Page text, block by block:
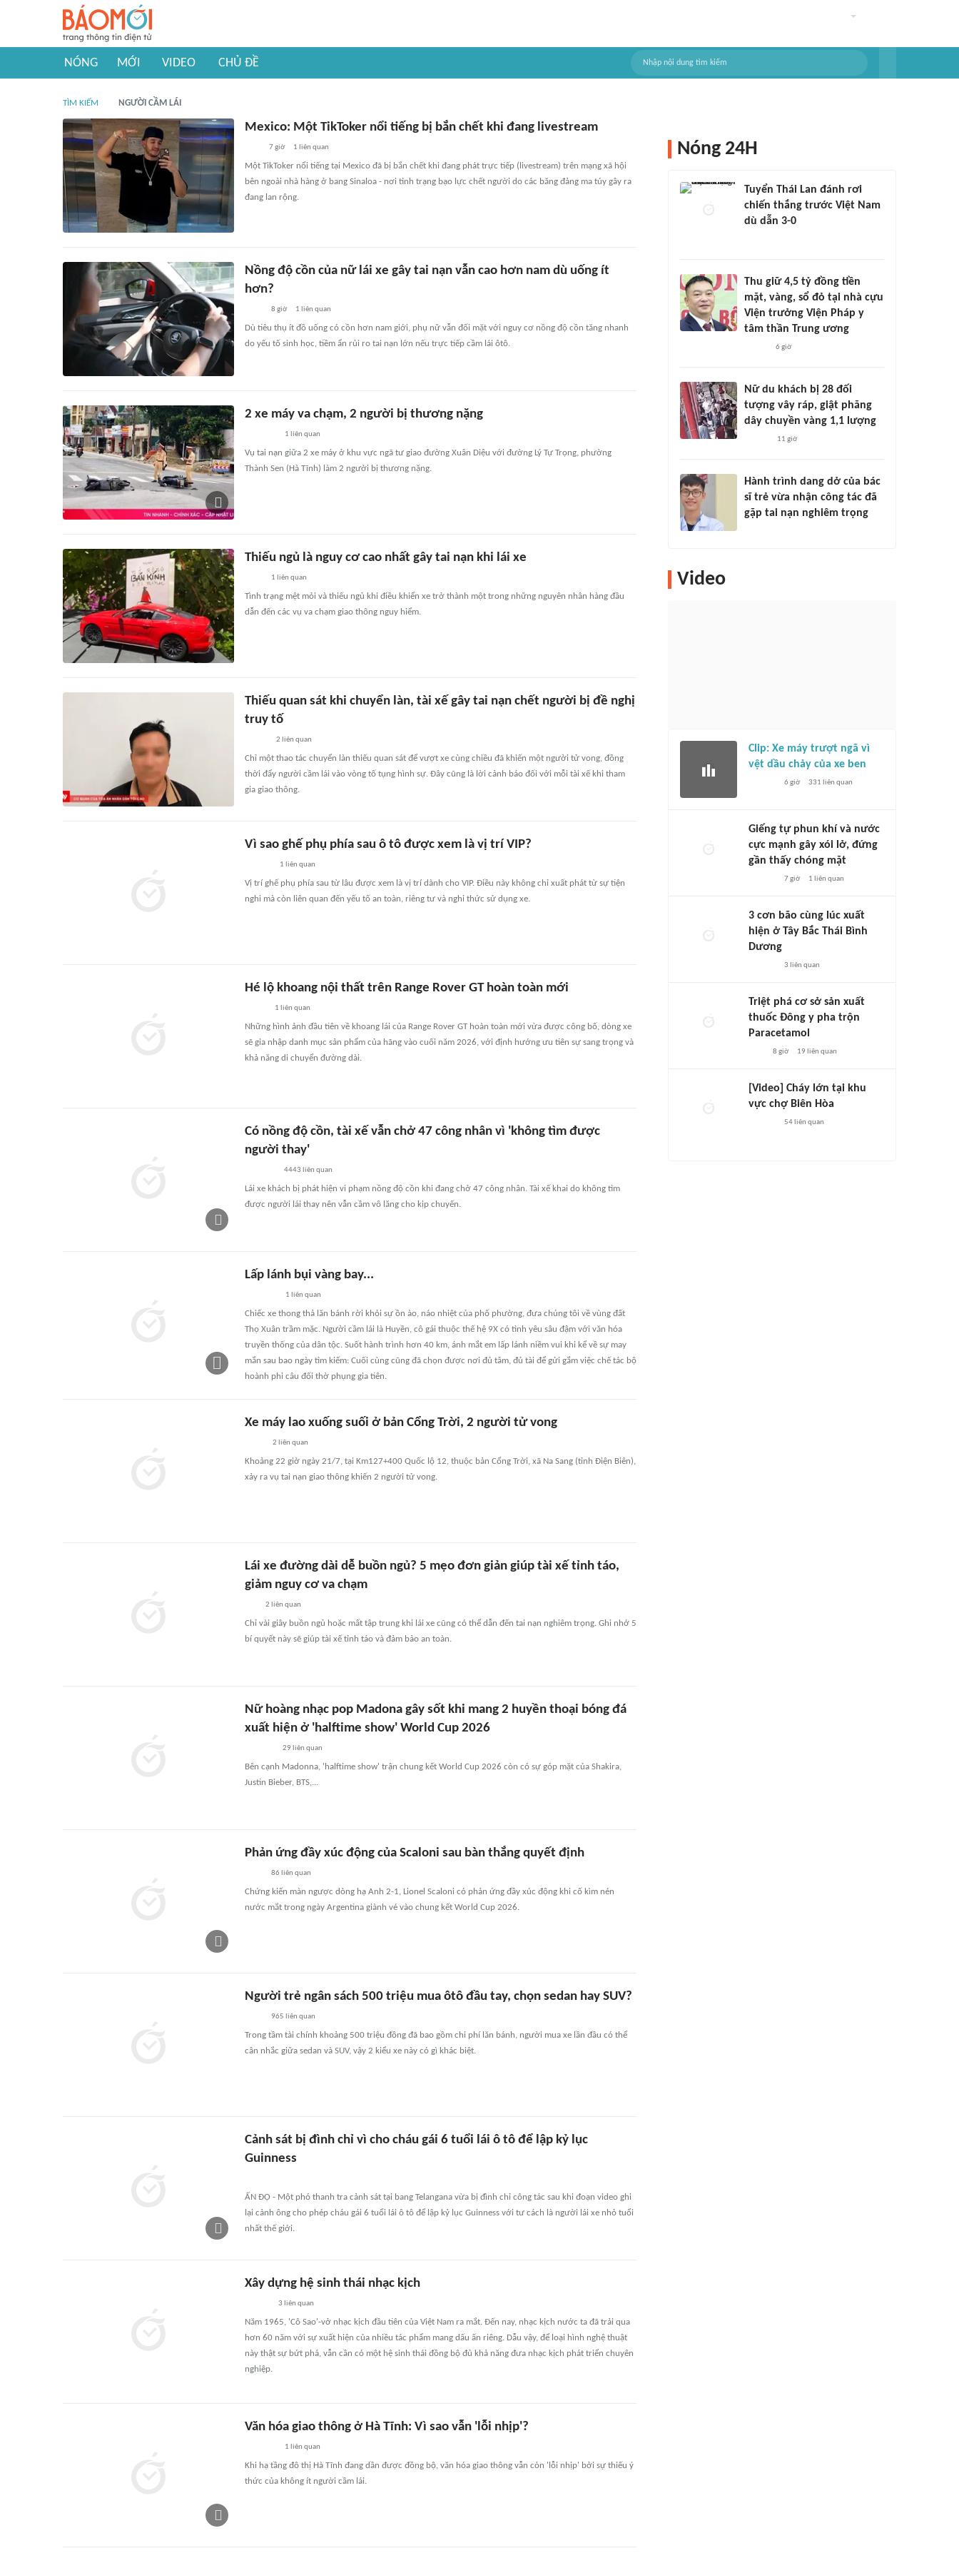
NÓNG MỚI VIDEO CHỦ ĐỀ
TÌM KIẾM NGƯỜI CẦM LÁI
Mexico: Một TikToker nổi tiếng bị bắn chết khi đang livestream
7 giờ 1 liên quan
Một TikToker nổi tiếng tại Mexico đã bị bắn chết khi đang phát trực tiếp (livestream) trên mạng xã hội
bên ngoài nhà hàng ở bang Sinaloa - nơi tình trạng bạo lực chết người do các băng đảng ma túy gây ra
đang lan rộng.
Nồng độ cồn của nữ lái xe gây tai nạn vẫn cao hơn nam dù uống ít
hơn?
8 giờ 1 liên quan
Dù tiêu thụ ít đồ uống có cồn hơn nam giới, phụ nữ vẫn đối mặt với nguy cơ nồng độ cồn tăng nhanh
do yếu tố sinh học, tiềm ẩn rủi ro tai nạn lớn nếu trực tiếp cầm lái ôtô.
2 xe máy va chạm, 2 người bị thương nặng
1 liên quan
Vụ tai nạn giữa 2 xe máy ở khu vực ngã tư giao đường Xuân Diệu với đường Lý Tự Trọng, phường
Thành Sen (Hà Tĩnh) làm 2 người bị thương nặng.
Thiếu ngủ là nguy cơ cao nhất gây tai nạn khi lái xe
1 liên quan
Tình trạng mệt mỏi và thiếu ngủ khi điều khiển xe trở thành một trong những nguyên nhân hàng đầu
dẫn đến các vụ va chạm giao thông nguy hiểm.
Thiếu quan sát khi chuyển làn, tài xế gây tai nạn chết người bị đề nghị
truy tố
2 liên quan
Chỉ một thao tác chuyển làn thiếu quan sát để vượt xe cùng chiều đã khiến một người tử vong, đồng
thời đẩy người cầm lái vào vòng tố tụng hình sự. Đây cũng là lời cảnh báo đối với mỗi tài xế khi tham
gia giao thông.
Vì sao ghế phụ phía sau ô tô được xem là vị trí VIP?
1 liên quan
Vị trí ghế phụ phía sau từ lâu được xem là vị trí dành cho VIP. Điều này không chỉ xuất phát từ sự tiện
nghi mà còn liên quan đến yếu tố an toàn, riêng tư và nghi thức sử dụng xe.
Hé lộ khoang nội thất trên Range Rover GT hoàn toàn mới
1 liên quan
Những hình ảnh đầu tiên về khoang lái của Range Rover GT hoàn toàn mới vừa được công bố, dòng xe
sẽ gia nhập danh mục sản phẩm của hãng vào cuối năm 2026, với định hướng ưu tiên sự sang trọng và
khả năng di chuyển đường dài.
Có nồng độ cồn, tài xế vẫn chở 47 công nhân vì 'không tìm được
người thay'
4443 liên quan
Lái xe khách bị phát hiện vi phạm nồng độ cồn khi đang chở 47 công nhân. Tài xế khai do không tìm
được người lái thay nên vẫn cầm vô lăng cho kịp chuyến.
Lấp lánh bụi vàng bay...
1 liên quan
Chiếc xe thong thả lăn bánh rời khỏi sự ồn ào, náo nhiệt của phố phường, đưa chúng tôi về vùng đất
Thọ Xuân trầm mặc. Người cầm lái là Huyền, cô gái thuộc thế hệ 9X có tình yêu sâu đậm với văn hóa
truyền thống của dân tộc. Suốt hành trình hơn 40 km, ánh mắt em lấp lánh niềm vui khi kể về sự may
mắn sau bao ngày tìm kiếm: Cuối cùng cũng đã chọn được nơi đủ tâm, đủ tài để gửi gắm việc chế tác bộ
hoành phi câu đối thờ phụng gia tiên.
Xe máy lao xuống suối ở bản Cổng Trời, 2 người tử vong
2 liên quan
Khoảng 22 giờ ngày 21/7, tại Km127+400 Quốc lộ 12, thuộc bản Cổng Trời, xã Na Sang (tỉnh Điện Biên),
xảy ra vụ tai nạn giao thông khiến 2 người tử vong.
Lái xe đường dài dễ buồn ngủ? 5 mẹo đơn giản giúp tài xế tỉnh táo,
giảm nguy cơ va chạm
2 liên quan
Chỉ vài giây buồn ngủ hoặc mất tập trung khi lái xe cũng có thể dẫn đến tai nạn nghiêm trọng. Ghi nhớ 5
bí quyết này sẽ giúp tài xế tỉnh táo và đảm bảo an toàn.
Nữ hoàng nhạc pop Madona gây sốt khi mang 2 huyền thoại bóng đá
xuất hiện ở 'halftime show' World Cup 2026
29 liên quan
Bên cạnh Madonna, 'halftime show' trận chung kết World Cup 2026 còn có sự góp mặt của Shakira,
Justin Bieber, BTS,...
Phản ứng đầy xúc động của Scaloni sau bàn thắng quyết định
86 liên quan
Chứng kiến màn ngược dòng hạ Anh 2-1, Lionel Scaloni có phản ứng đầy xúc động khi cố kìm nén
nước mắt trong ngày Argentina giành vé vào chung kết World Cup 2026.
Người trẻ ngân sách 500 triệu mua ôtô đầu tay, chọn sedan hay SUV?
965 liên quan
Trong tầm tài chính khoảng 500 triệu đồng đã bao gồm chi phí lăn bánh, người mua xe lần đầu có thể
cân nhắc giữa sedan và SUV, vậy 2 kiểu xe này có gì khác biệt.
Cảnh sát bị đình chỉ vì cho cháu gái 6 tuổi lái ô tô để lập kỷ lục
Guinness
ẤN ĐỘ - Một phó thanh tra cảnh sát tại bang Telangana vừa bị đình chỉ công tác sau khi đoạn video ghi
lại cảnh ông cho phép cháu gái 6 tuổi lái ô tô để lập kỷ lục Guinness với tư cách là người lái xe nhỏ tuổi
nhất thế giới.
Xây dựng hệ sinh thái nhạc kịch
3 liên quan
Năm 1965, 'Cô Sao'-vở nhạc kịch đầu tiên của Việt Nam ra mắt. Đến nay, nhạc kịch nước ta đã trải qua
hơn 60 năm với sự xuất hiện của nhiều tác phẩm mang dấu ấn riêng. Dẫu vậy, để loại hình nghệ thuật
này thật sự bứt phá, vẫn cần có một hệ sinh thái đồng bộ đủ khả năng đưa nhạc kịch phát triển chuyên
nghiệp.
Văn hóa giao thông ở Hà Tĩnh: Vì sao vẫn 'lỗi nhịp'?
1 liên quan
Khi hạ tầng đô thị Hà Tĩnh đang dần được đồng bộ, văn hóa giao thông vẫn còn 'lỗi nhịp' bởi sự thiếu ý
thức của không ít người cầm lái.
Nóng 24H
Tuyển Thái Lan đánh rơi
chiến thắng trước Việt Nam
dù dẫn 3-0
Thu giữ 4,5 tỷ đồng tiền
mặt, vàng, sổ đỏ tại nhà cựu
Viện trưởng Viện Pháp y
tâm thần Trung ương
6 giờ
Nữ du khách bị 28 đối
tượng vây ráp, giật phăng
dây chuyền vàng 1,1 lượng
11 giờ
Hành trình dang dở của bác
sĩ trẻ vừa nhận công tác đã
gặp tai nạn nghiêm trọng
Video
Clip: Xe máy trượt ngã vì
vệt dầu chảy của xe ben
6 giờ 331 liên quan
Giếng tự phun khí và nước
cực mạnh gây xói lở, đứng
gần thấy chóng mặt
7 giờ 1 liên quan
3 cơn bão cùng lúc xuất
hiện ở Tây Bắc Thái Bình
Dương
3 liên quan
Triệt phá cơ sở sản xuất
thuốc Đông y pha trộn
Paracetamol
8 giờ 19 liên quan
[Video] Cháy lớn tại khu
vực chợ Biên Hòa
54liên quan